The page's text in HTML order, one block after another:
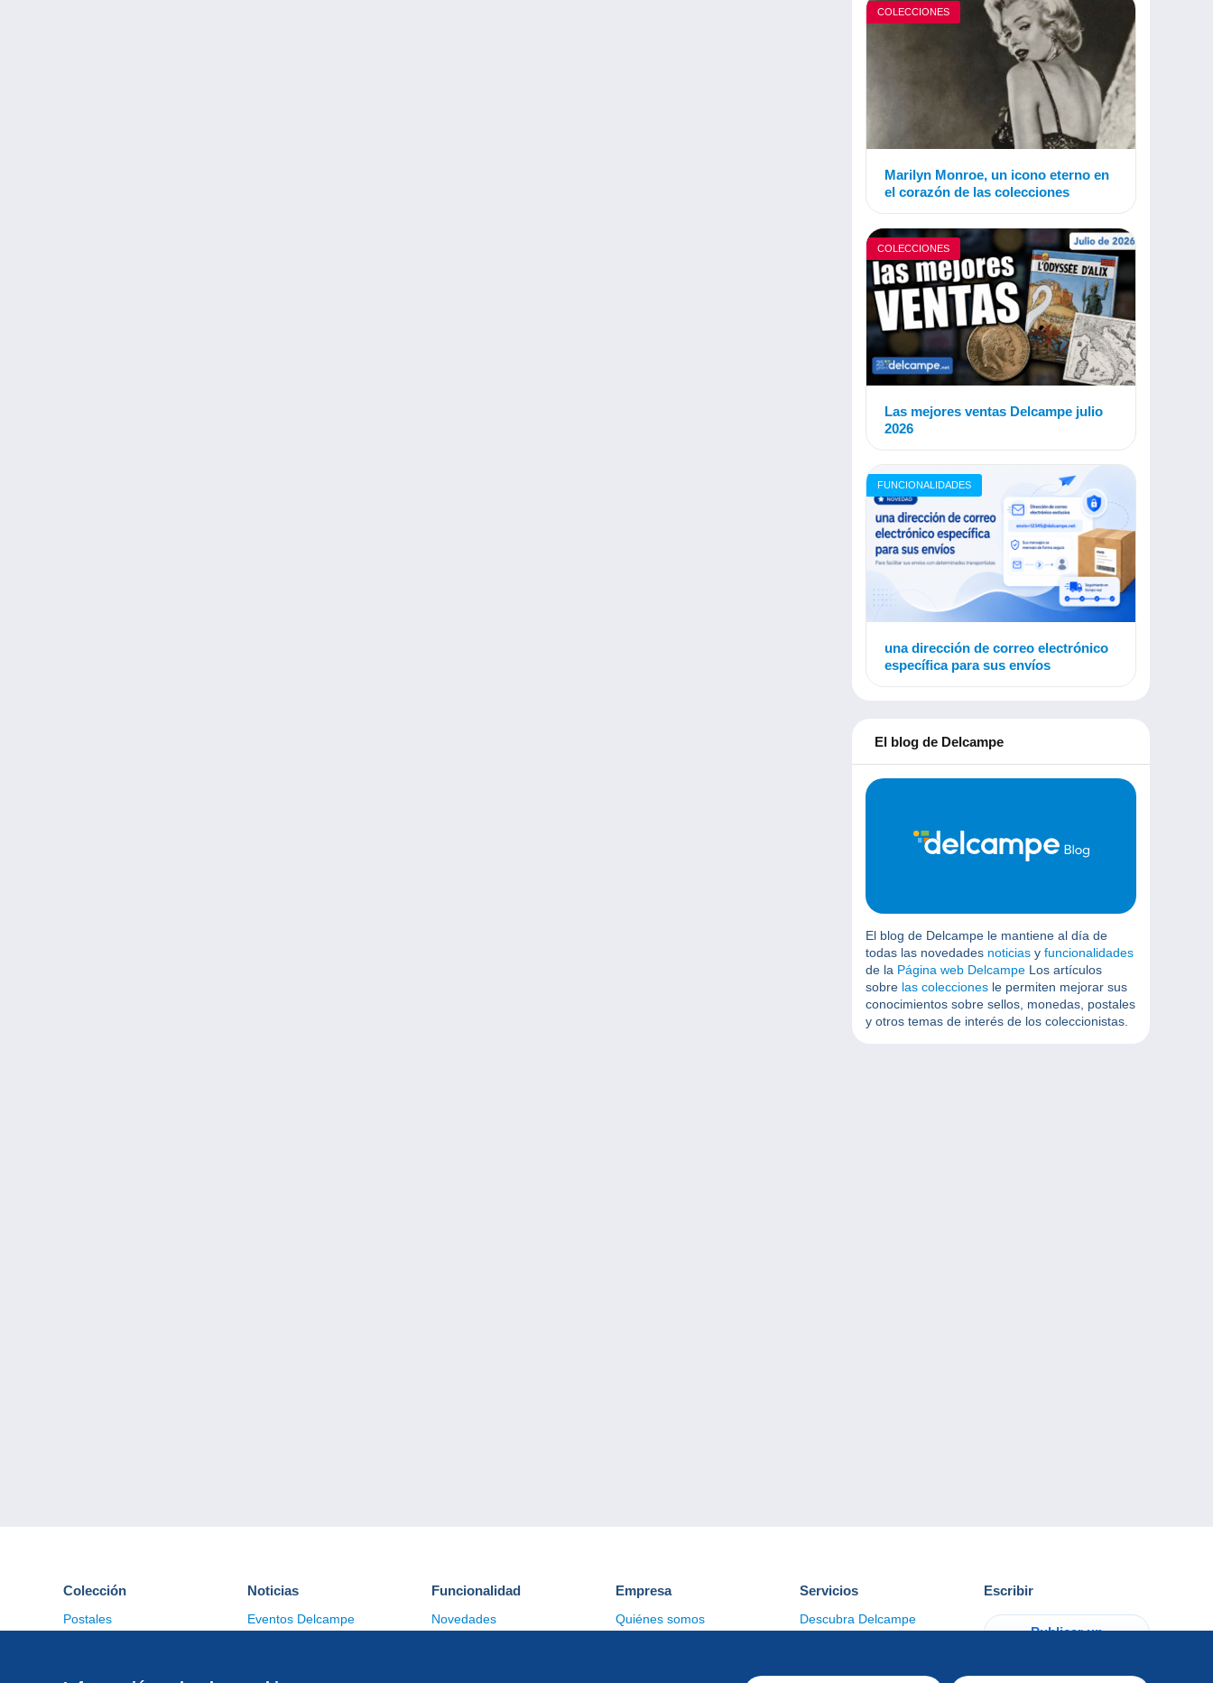
COLECCIONES
Marilyn Monroe, un icono eterno en
el corazón de las colecciones
COLECCIONES
Las mejores ventas Delcampe julio
2026
FUNCIONALIDADES
una dirección de correo electrónico
específica para sus envíos
El blog de Delcampe
El blog de Delcampe le mantiene al día de
todas las novedades noticias y funcionalidades
de la Página web Delcampe Los artículos
sobre las colecciones le permiten mejorar sus
conocimientos sobre sellos, monedas, postales
y otros temas de interés de los coleccionistas.
Colección
Postales
Noticias
Eventos Delcampe
Funcionalidad
Novedades
Empresa
Quiénes somos
Servicios
Descubra Delcampe
Escribir
Publicar un